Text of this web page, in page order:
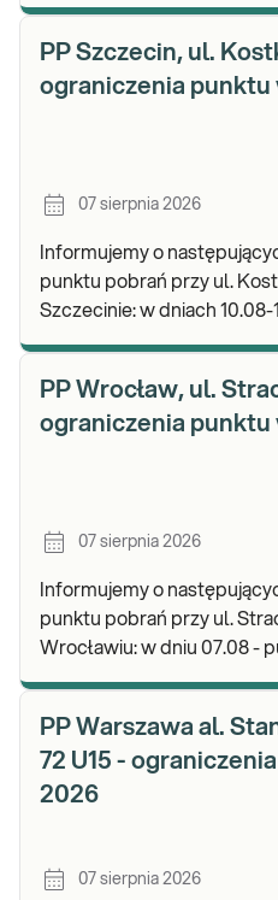
PP Szczecin, ul.
ograniczenia punktu
07 sierpnia 2026
Informujemy o
punktu pobrań przy ul.
Szczecinie: w dniach 10.08-14.08 – punkt będzie
PP Wrocław, ul.
ograniczenia punktu
07 sierpnia 2026
Informujemy o
punktu pobrań przy ul.
Wrocławiu: w dniu 07.08 - punkt będzie nieczynny.
PP Warszawa al.
72 U15 -
2026
07 sierpnia 2026